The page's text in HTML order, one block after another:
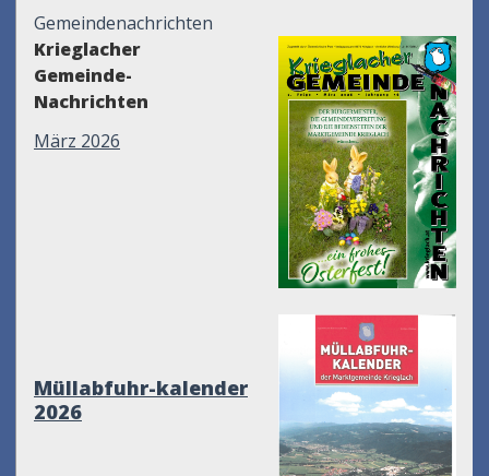
Gemeindenachrichten
Krieglacher
Gemeinde-
Nachrichten
März 2026
Müllabfuhr-kalender
2026